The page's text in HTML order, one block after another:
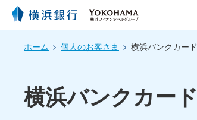
ホーム 個人のお客さま 横浜バンクカード
横浜バンクカード